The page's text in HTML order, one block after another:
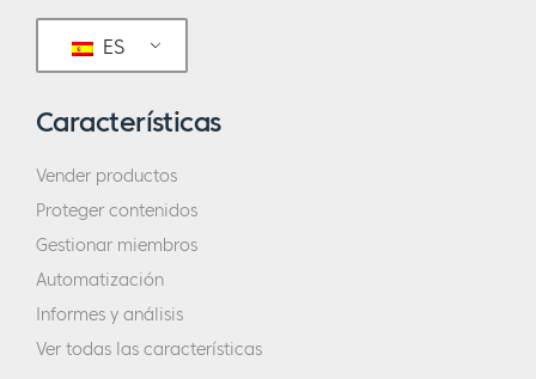
ES
Características
Vender productos
Proteger contenidos
Gestionar miembros
Automatización
Informes y análisis
Ver todas las características